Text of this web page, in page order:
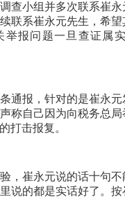
查小组并多次联系崔
联系崔永元先生，希
举报问题一旦查证属
条通报，针对的是崔永
称自己因为向税务总
打击报复。
，崔永元说的话十句
说的都是实话好了。